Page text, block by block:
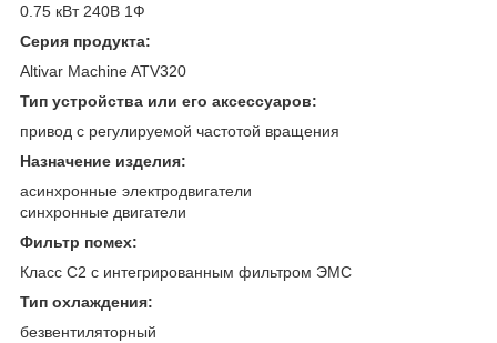
0.75 кВт 240В 1Ф
Серия продукта:
Altivar Machine ATV320
Тип устройства или его аксессуаров:
привод с регулируемой частотой вращения
Назначение изделия:
асинхронные электродвигатели
синхронные двигатели
Фильтр помех:
Класс C2 с интегрированным фильтром ЭМС
Тип охлаждения:
безвентиляторный